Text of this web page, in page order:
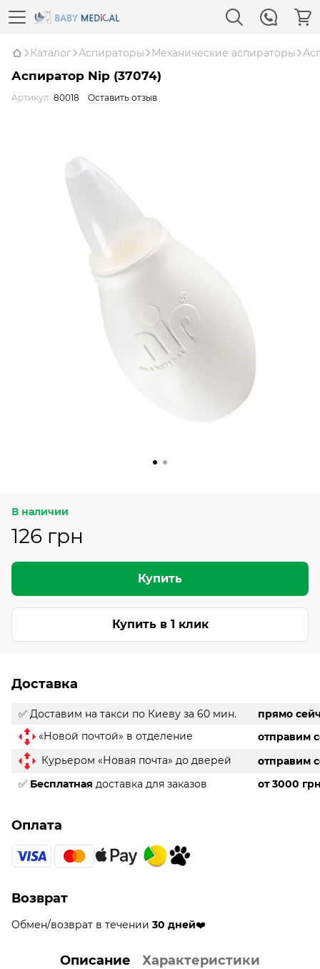
Каталог Аспираторы Механические аспираторы
Аспиратор Nip (37074)
Артикул: 80018 Оставить отзыв
В наличии
126 грн
Купить
Купить в 1 клик
Доставка
✅ Доставим на такси по Киеву за 60 мин.
прямо
«Новой почтой» в отделение
отправим
Курьером «Новая почта» до дверей
отправим
✅ Бесплатная доставка для заказов от 3000
Оплата
Возврат
Обмен/возврат в течении 30 дней❤️
Описание Характеристики